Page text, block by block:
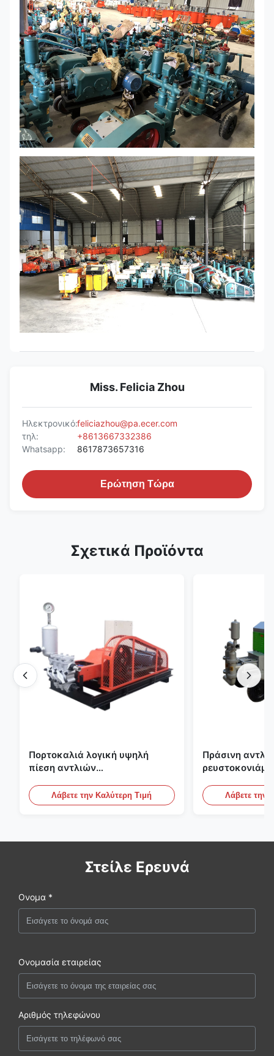
Miss. Felicia Zhou
Ηλεκτρονικό:feliciazhou@pa.ecer.com
τηλ:
+8613667332386
Whatsapp:
8617873657316
Ερώτηση Τώρα
Σχετικά Προϊόντα
Πορτοκαλιά λογική υψηλή
πίεση αντλιών
του ISO που εμποτίζει την
αντλία
Λάβετε την Καλύτερη Τιμή
Πράσινη
πατωμάτων
Λάβετε την
Στείλε Ερευνά
Ονομα *
Ονομασία εταιρείας
Αριθμός τηλεφώνου